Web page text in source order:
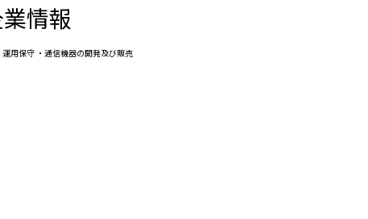
情報
用保守 ・通信機器の開発及び販売